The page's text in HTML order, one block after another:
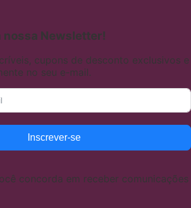
Newsletter!
cupons de desconto exclusivos e
no seu e-mail.
Inscrever-se
concorda em receber comunicações